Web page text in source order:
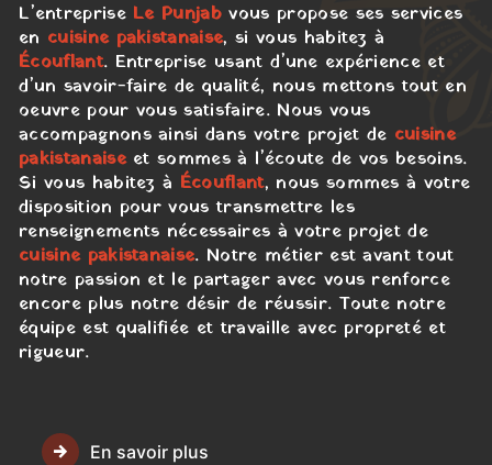
L’entreprise Le Punjab vous propose ses services
en cuisine pakistanaise, si vous habitez à
Écouflant. Entreprise usant d’une expérience et
d’un savoir-faire de qualité, nous mettons tout en
oeuvre pour vous satisfaire. Nous vous
accompagnons ainsi dans votre projet de cuisine
pakistanaiseet sommes à l’écoute de vos besoins.
Si vous habitez à Écouflant, nous sommes à votre
disposition pour vous transmettre les
renseignements nécessaires à votre projet de
cuisine pakistanaise. Notre métier est avant tout
notre passion et le partager avec vous renforce
encore plus notre désir de réussir. Toute notre
équipe est qualifiée et travaille avec propreté et
rigueur.
En savoir plus